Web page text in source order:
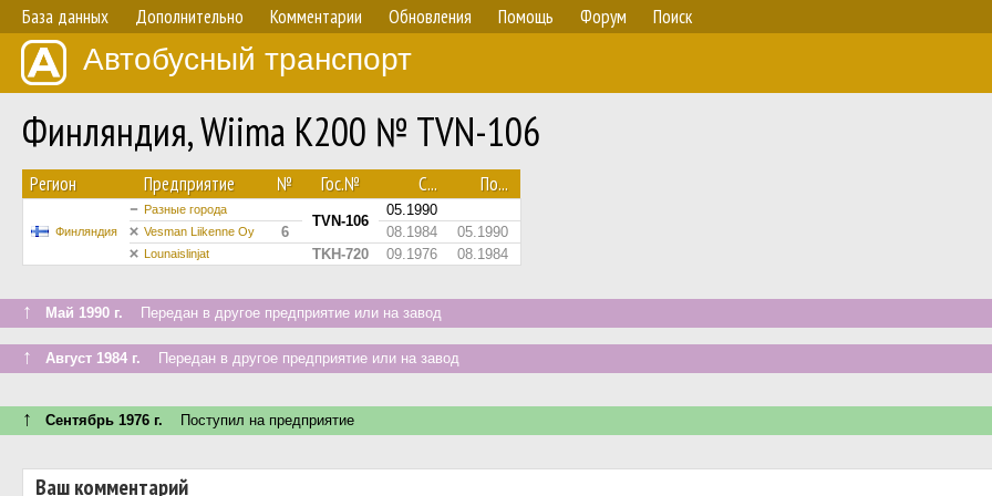
База данных Дополнительно Комментарии Обновления Помощь Форум Поиск
Автобусный транспорт
Финляндия, Wiima K200 № TVN-106
Регион Предприятие № Гос.№ С... По...
Финляндия
Разные города
TVN-106
05.1990
Vesman Liikenne Oy 6 08.1984 05.1990
Lounaislinjat TKH-720 09.1976 08.1984
↑ Май 1990 г. Передан в другое предприятие или на завод
↑ Август 1984 г. Передан в другое предприятие или на завод
↑ Сентябрь 1976 г. Поступил на предприятие
Ваш комментарий